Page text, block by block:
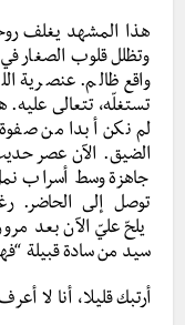
هذا المشهد يغلف
وتظلل قلوب الصغار
واقع ظالم. عنصرية
تستغلّه، تتعالى عليه.
لم نكن أبدا من
الضيق. الآن عصر
جاهزة وسط أسراب
توصل إلى الحاضر.
يلحّ عليّ الآن بعد
سيد من سادة قبيلة
أرتبك قليلا، أنا لا